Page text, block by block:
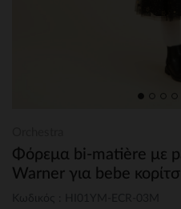
Φόρεμα bi-matière με
Warner για bebe